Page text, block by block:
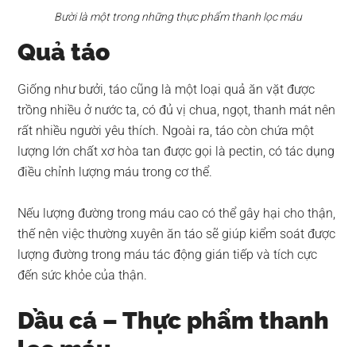
Bười là một trong những thực phẩm thanh lọc máu
Quả táo
Giống như bưởi, táo cũng là một loại quả ăn vặt được
trồng nhiều ở nước ta, có đủ vị chua, ngọt, thanh mát nên
rất nhiều người yêu thích. Ngoài ra, táo còn chứa một
lượng lớn chất xơ hòa tan được gọi là pectin, có tác dụng
điều chỉnh lượng máu trong cơ thể.
Nếu lượng đường trong máu cao có thể gây hại cho thận,
thế nên việc thường xuyên ăn táo sẽ giúp kiểm soát được
lượng đường trong máu tác động gián tiếp và tích cực
đến sức khỏe của thận.
Dầu cá – Thực phẩm thanh